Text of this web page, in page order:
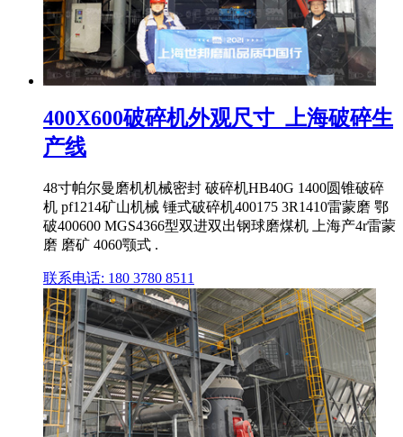
400X600破碎机外观尺寸_上海破碎生
产线
48寸帕尔曼磨机机械密封 破碎机HB40G 1400圆锥破碎
机 pf1214矿山机械 锤式破碎机400175 3R1410雷蒙磨 鄂
破400600 MGS4366型双进双出钢球磨煤机 上海产4r雷蒙
磨 磨矿 4060颚式 .
联系电话: 180 3780 8511